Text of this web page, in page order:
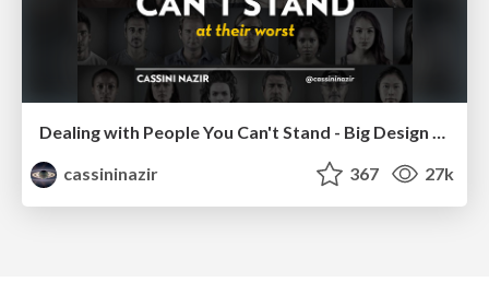
cassininazir
367 27k